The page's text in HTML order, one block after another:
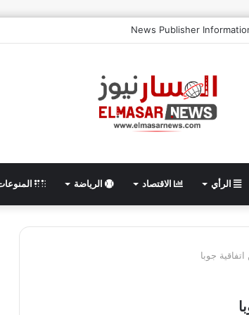
News Publisher
الرأي الاقتصاد الرياضة
جوبا